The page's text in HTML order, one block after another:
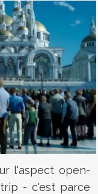
l'aspect open-
- c'est parce